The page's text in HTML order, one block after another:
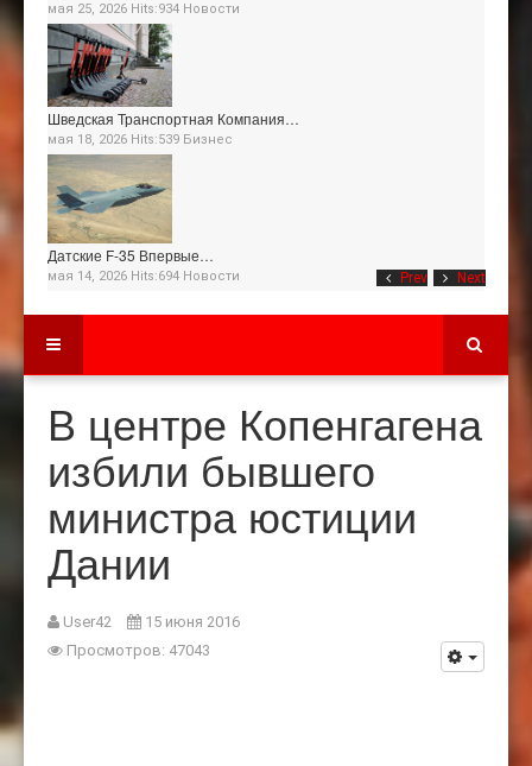
Prev Next
мая 25, 2026 Hits:934 Новости
Шведская Транспортная Компания…
мая 18, 2026 Hits:539 Бизнес
Датские F-35 Впервые…
мая 14, 2026 Hits:694 Новости
В центре Копенгагена
избили бывшего
министра юстиции
Дании
User42
15 июня 2016
Просмотров: 47043